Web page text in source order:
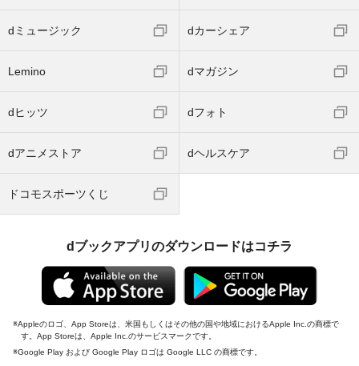
dミュージック dカーシェア
Lemino dマガジン
dヒッツ dフォト
dアニメストア dヘルスケア
ドコモスポーツくじ
dブックアプリのダウンロードはコチラ
Appleのロゴ、App Storeは、米国もしくはその他の国や地域におけるApple Inc.の商標で
す。App Storeは、Apple Inc.のサービスマークです。
Google Play および Google Play ロゴは Google LLC の商標です。